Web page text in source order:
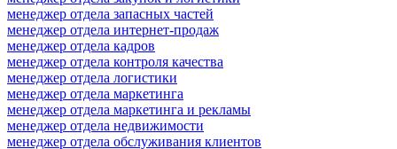
менеджер отдела запасных частей
менеджер отдела интернет-продаж
менеджер отдела кадров
менеджер отдела контроля качества
менеджер отдела логистики
менеджер отдела маркетинга
менеджер отдела маркетинга и рекламы
менеджер отдела недвижимости
менеджер отдела обслуживания клиентов